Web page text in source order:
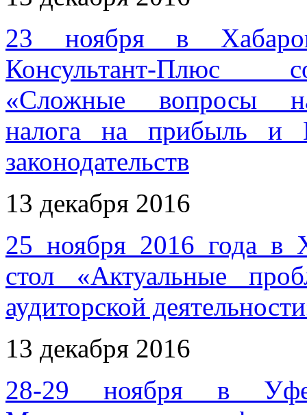
23 ноября в
Консультант-Плюс
«Сложные вопросы
налога на прибыль и
законодательств
13 декабря 2016
25 ноября 2016 года в
стол «Актуальные
аудиторской
13 декабря 2016
28-29 ноября в